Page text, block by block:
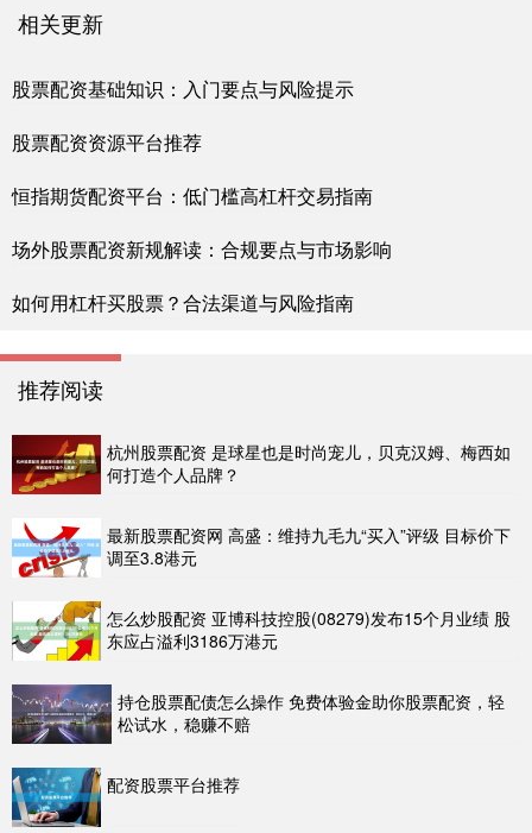
相关更新
股票配资基础知识：入门要点与风险提示
股票配资资源平台推荐
恒指期货配资平台：低门槛高杠杆交易指南
场外股票配资新规解读：合规要点与市场影响
如何用杠杆买股票？合法渠道与风险指南
推荐阅读
杭州股票配资 是球星也是时尚宠儿，贝克汉姆、梅西如
何打造个人品牌？
最新股票配资网 高盛：维持九毛九“买入”评级 目标价下
调至3.8港元
怎么炒股配资 亚博科技控股(08279)发布15个月业绩 股
东应占溢利3186万港元
持仓股票配债怎么操作 免费体验金助你股票配资，轻
松试水，稳赚不赔
配资股票平台推荐